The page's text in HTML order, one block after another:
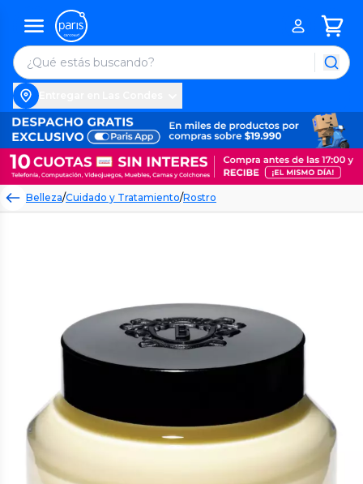
Belleza/Cuidado y Tratamiento/Rostro